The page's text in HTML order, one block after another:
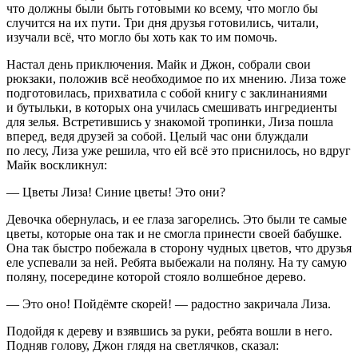
что должны были быть готовыми ко всему, что могло бы
случится на их пути. Три дня друзья готовились, читали,
изучали всё, что могло бы хоть как то им помочь.
Настал день приключения. Майк и Джон, собрали свои
рюкзаки, положив всё необходимое по их мнению. Лиза тоже
подготовилась, прихватила с собой книгу с заклинаниями
и бутыльки, в которых она училась смешивать ингредиенты
для зелья. Встретившись у знакомой тропинки, Лиза пошла
вперед, ведя друзей за собой. Целый час они блуждали
по лесу, Лиза уже решила, что ей всё это приснилось, но вдруг
Майк воскликнул:
— Цветы Лиза! Синие цветы! Это они?
Девочка обернулась, и ее глаза загорелись. Это были те самые
цветы, которые она так и не смогла принести своей бабушке.
Она так быстро побежала в сторону чудных цветов, что друзья
еле успевали за ней. Ребята выбежали на поляну. На ту самую
поляну, посередине которой стояло волшебное дерево.
— Это оно! Пойдёмте скорей! — радостно закричала Лиза.
Подойдя к дереву и взявшись за руки, ребята вошли в него.
Подняв голову, Джон глядя на светлячков, сказал: